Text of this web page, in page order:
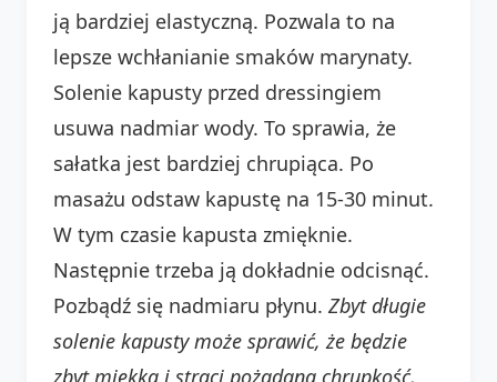
ją bardziej elastyczną. Pozwala to na
lepsze wchłanianie smaków marynaty.
Solenie kapusty przed dressingiem
usuwa nadmiar wody. To sprawia, że
sałatka jest bardziej chrupiąca. Po
masażu odstaw kapustę na 15-30 minut.
W tym czasie kapusta zmięknie.
Następnie trzeba ją dokładnie odcisnąć.
Pozbądź się nadmiaru płynu. Zbyt długie
solenie kapusty może sprawić, że będzie
zbyt miękka i straci pożądaną chrupkość,